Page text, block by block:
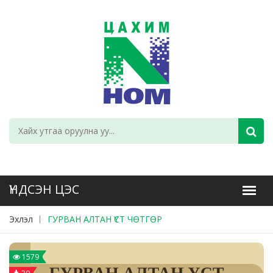
Эхлэл ГУРВАН АЛТАН ҮСТ ЧӨТГӨР
1579